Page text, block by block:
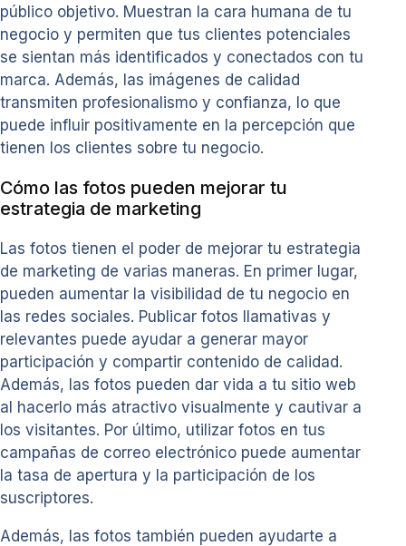
público objetivo. Muestran la cara humana de tu
negocio y permiten que tus clientes potenciales
se sientan más identificados y conectados con tu
marca. Además, las imágenes de calidad
transmiten profesionalismo y confianza, lo que
puede influir positivamente en la percepción que
tienen los clientes sobre tu negocio.
Cómo las fotos pueden mejorar tu
estrategia de marketing
Las fotos tienen el poder de mejorar tu estrategia
de marketing de varias maneras. En primer lugar,
pueden aumentar la visibilidad de tu negocio en
las redes sociales. Publicar fotos llamativas y
relevantes puede ayudar a generar mayor
participación y compartir contenido de calidad.
Además, las fotos pueden dar vida a tu sitio web
al hacerlo más atractivo visualmente y cautivar a
los visitantes. Por último, utilizar fotos en tus
campañas de correo electrónico puede aumentar
la tasa de apertura y la participación de los
suscriptores.
Además, las fotos también pueden ayudarte a